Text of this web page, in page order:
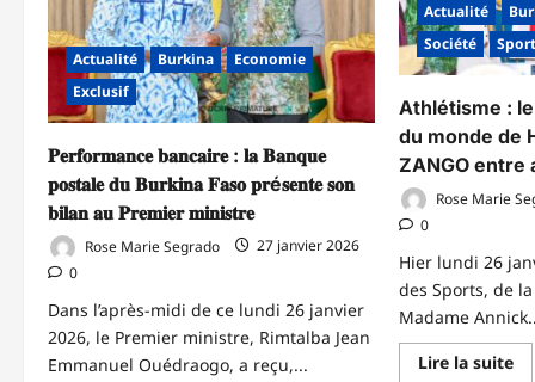
Actualité Burkina
Economie
Exclusif
𝐏𝐞𝐫𝐟𝐨𝐫𝐦𝐚𝐧𝐜𝐞 𝐛𝐚𝐧𝐜𝐚𝐢𝐫𝐞 : 𝐥𝐚 𝐁𝐚𝐧𝐪𝐮𝐞
𝐩𝐨𝐬𝐭𝐚𝐥𝐞 𝐝𝐮 𝐁𝐮𝐫𝐤𝐢𝐧𝐚 𝐅𝐚𝐬𝐨 𝐩𝐫é𝐬𝐞𝐧𝐭𝐞 𝐬𝐨𝐧
𝐛𝐢𝐥𝐚𝐧 𝐚𝐮 𝐏𝐫𝐞𝐦𝐢𝐞𝐫 𝐦𝐢𝐧𝐢𝐬𝐭𝐫𝐞
Rose Marie Segrado
27 janvier 2026
0
Dans l’après-midi de ce lundi 26 janvier
2026, le Premier ministre, Rimtalba Jean
Emmanuel Ouédraogo, a reçu,...
Actualité
Société
Sport
Athlétisme :
du monde de
ZANGO entre
Rose Marie
0
Hier lundi 26
des Sports, de la
Madame
Lire la suiteEn